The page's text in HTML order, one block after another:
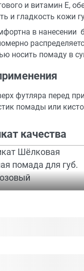
и витамин Е,
и гладкость кожи
в нанесении
носить помаду в
футляра перед
помады или
качества